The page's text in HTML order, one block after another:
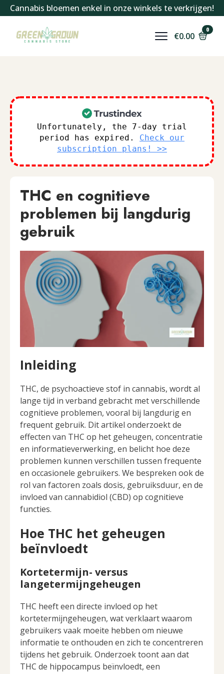
Cannabis bloemen enkel in onze winkels te verkrijgen!
€0.00
0
Unfortunately, the 7-day trial
period has expired. Check our
subscription plans! >>
THC en cognitieve
problemen bij langdurig
gebruik
Inleiding
THC, de psychoactieve stof in cannabis, wordt al
lange tijd in verband gebracht met verschillende
cognitieve problemen, vooral bij langdurig en
frequent gebruik. Dit artikel onderzoekt de
effecten van THC op het geheugen, concentratie
en informatieverwerking, en belicht hoe deze
problemen kunnen verschillen tussen frequente
en occasionele gebruikers. We bespreken ook de
rol van factoren zoals dosis, gebruiksduur, en de
invloed van cannabidiol (CBD) op cognitieve
functies.
Hoe THC het geheugen
beïnvloedt
Kortetermijn- versus
langetermijngeheugen
THC heeft een directe invloed op het
kortetermijngeheugen, wat verklaart waarom
gebruikers vaak moeite hebben om nieuwe
informatie te onthouden en zich te concentreren
tijdens het gebruik. Onderzoek toont aan dat
THC de hippocampus beïnvloedt, een